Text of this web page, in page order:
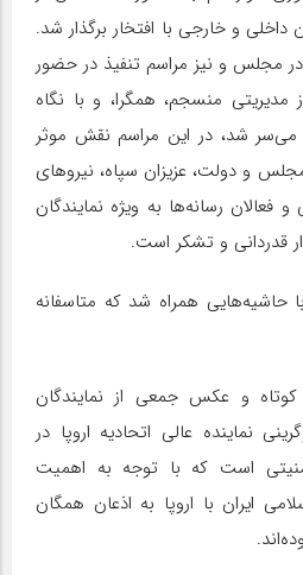
داخلی و خارجی با افتخار برگذار شد.
در مجلس و نیز مراسم تنفیذ در حضور
منسجم، همگرا، و با نگاه
شد، در این مراسم نقش موثر
و دولت، عزیزان سپاه، نیروهای
و فعالان رسانه‌ها به ویژه نمایندگان
قدردانی و تشکر است.
حاشیه‌هایی همراه شد که متاسفانه
و عکس جمعی از نمایندگان
نماینده عالی اتحادیه اروپا در
است که با توجه به اهمیت
ایران با اروپا به اذعان همگان